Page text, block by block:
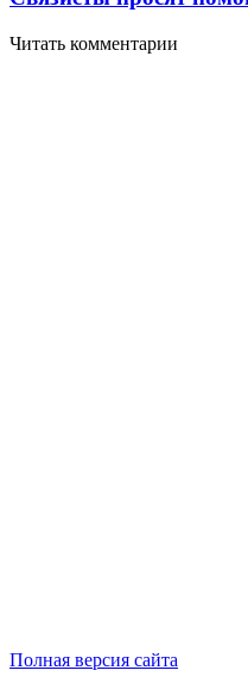
Читать комментарии
Полная версия сайта